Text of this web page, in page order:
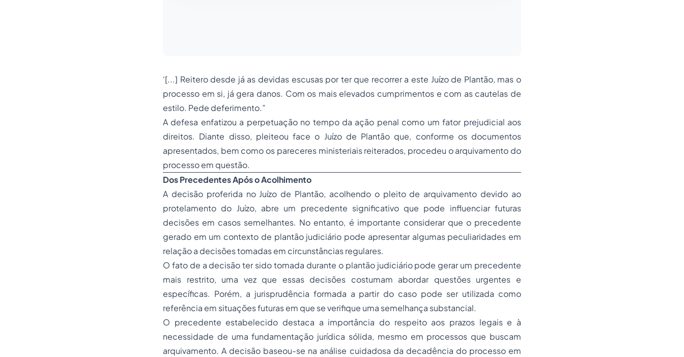
‘[...] Reitero desde já as devidas escusas por ter que recorrer a este Juízo de Plantão, mas o
processo em si, já gera danos. Com os mais elevados cumprimentos e com as cautelas de
estilo. Pede deferimento.”
A defesa enfatizou a perpetuação no tempo da ação penal como um fator prejudicial aos
direitos. Diante disso, pleiteou face o Juízo de Plantão que, conforme os documentos
apresentados, bem como os pareceres ministeriais reiterados, procedeu o arquivamento do
processo em questão.
Dos Precedentes Após o Acolhimento
A decisão proferida no Juízo de Plantão, acolhendo o pleito de arquivamento devido ao
protelamento do Juízo, abre um precedente significativo que pode influenciar futuras
decisões em casos semelhantes. No entanto, é importante considerar que o precedente
gerado em um contexto de plantão judiciário pode apresentar algumas peculiaridades em
relação a decisões tomadas em circunstâncias regulares.
O fato de a decisão ter sido tomada durante o plantão judiciário pode gerar um precedente
mais restrito, uma vez que essas decisões costumam abordar questões urgentes e
específicas. Porém, a jurisprudência formada a partir do caso pode ser utilizada como
referência em situações futuras em que se verifique uma semelhança substancial.
O precedente estabelecido destaca a importância do respeito aos prazos legais e à
necessidade de uma fundamentação jurídica sólida, mesmo em processos que buscam
arquivamento. A decisão baseou-se na análise cuidadosa da decadência do processo em